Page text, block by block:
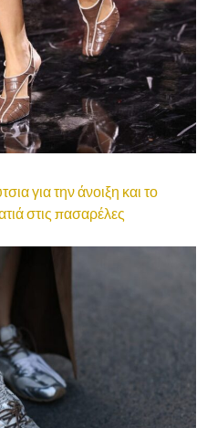
για την άνοιξη και το
στις πασαρέλες